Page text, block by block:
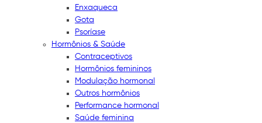
Enxaqueca
Gota
Psoríase
Hormônios & Saúde
Contraceptivos
Hormônios femininos
Modulação hormonal
Outros hormônios
Performance hormonal
Saúde feminina